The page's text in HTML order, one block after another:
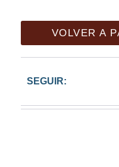
VOLVER A
SEGUIR: